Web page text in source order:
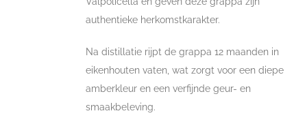
authentieke herkomstkarakter.
Na distillatie rijpt de grappa 12 maanden in
eikenhouten vaten, wat zorgt voor een diepe
amberkleur en een verfijnde geur- en
smaakbeleving.